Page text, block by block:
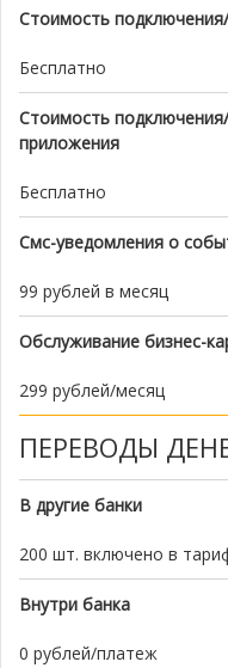
Стоимость
Бесплатно
Стоимость
приложения
Бесплатно
Смс-уведомления о
99 рублей в месяц
Обслуживание бизнес-
299 рублей/месяц
ПЕРЕВОДЫ
В другие банки
200 шт. включено в
Внутри банка
0 рублей/платеж